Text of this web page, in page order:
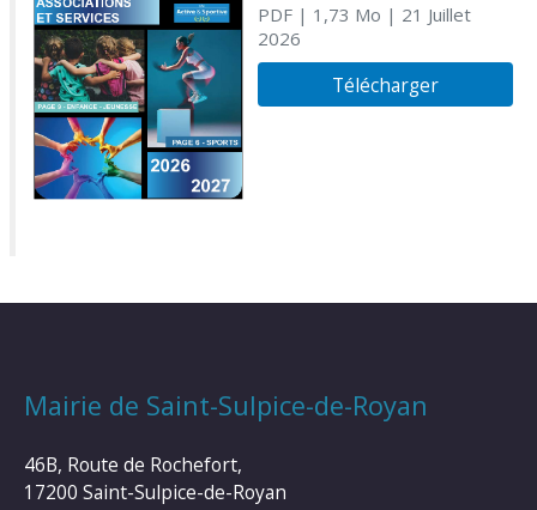
PDF| 1,73 Mo | 21 Juillet
2026
Télécharger
Mairie de Saint-Sulpice-de-Royan
46B, Route de Rochefort,
17200 Saint-Sulpice-de-Royan